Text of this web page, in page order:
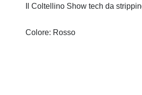
Il Coltellino Show tech da
Colore: Rosso